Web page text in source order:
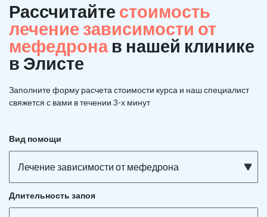
Рассчитайте стоимость
лечение зависимости от
мефедрона в нашей клинике
в Элисте
Заполните форму расчета стоимости курса и наш специалист
свяжется с вами в течении 3-х минут
Вид помощи
Лечение зависимости от мефедрона
Длительность запоя